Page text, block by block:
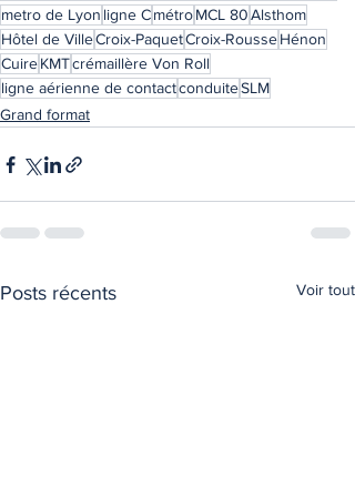
metro de Lyon ligne CmétroMCL 80Alsthom
Hôtel de VilleCroix-PaquetCroix-RousseHénon
CuireKMTcrémaillère Von Roll
ligne aérienne de contactconduiteSLM
Grand format
Posts récents Voir tout